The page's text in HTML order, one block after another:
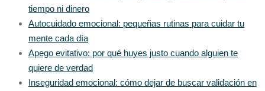
tiempo ni dinero
Autocuidado emocional: pequeñas rutinas para cuidar tu
mente cada día
Apego evitativo: por qué huyes justo cuando alguien te
quiere de verdad
Inseguridad emocional: cómo dejar de buscar validación en